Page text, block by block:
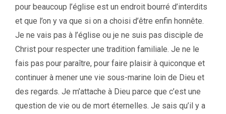
pour beaucoup l’église est un endroit bourré d’interdits
et que l’on y va que si on a choisi d’être enfin honnête.
Je ne vais pas à l’église ou je ne suis pas disciple de
Christ pour respecter une tradition familiale. Je ne le
fais pas pour paraître, pour faire plaisir à quiconque et
continuer à mener une vie sous-marine loin de Dieu et
des regards. Je m’attache à Dieu parce que c’est une
question de vie ou de mort éternelles. Je sais qu’il y a